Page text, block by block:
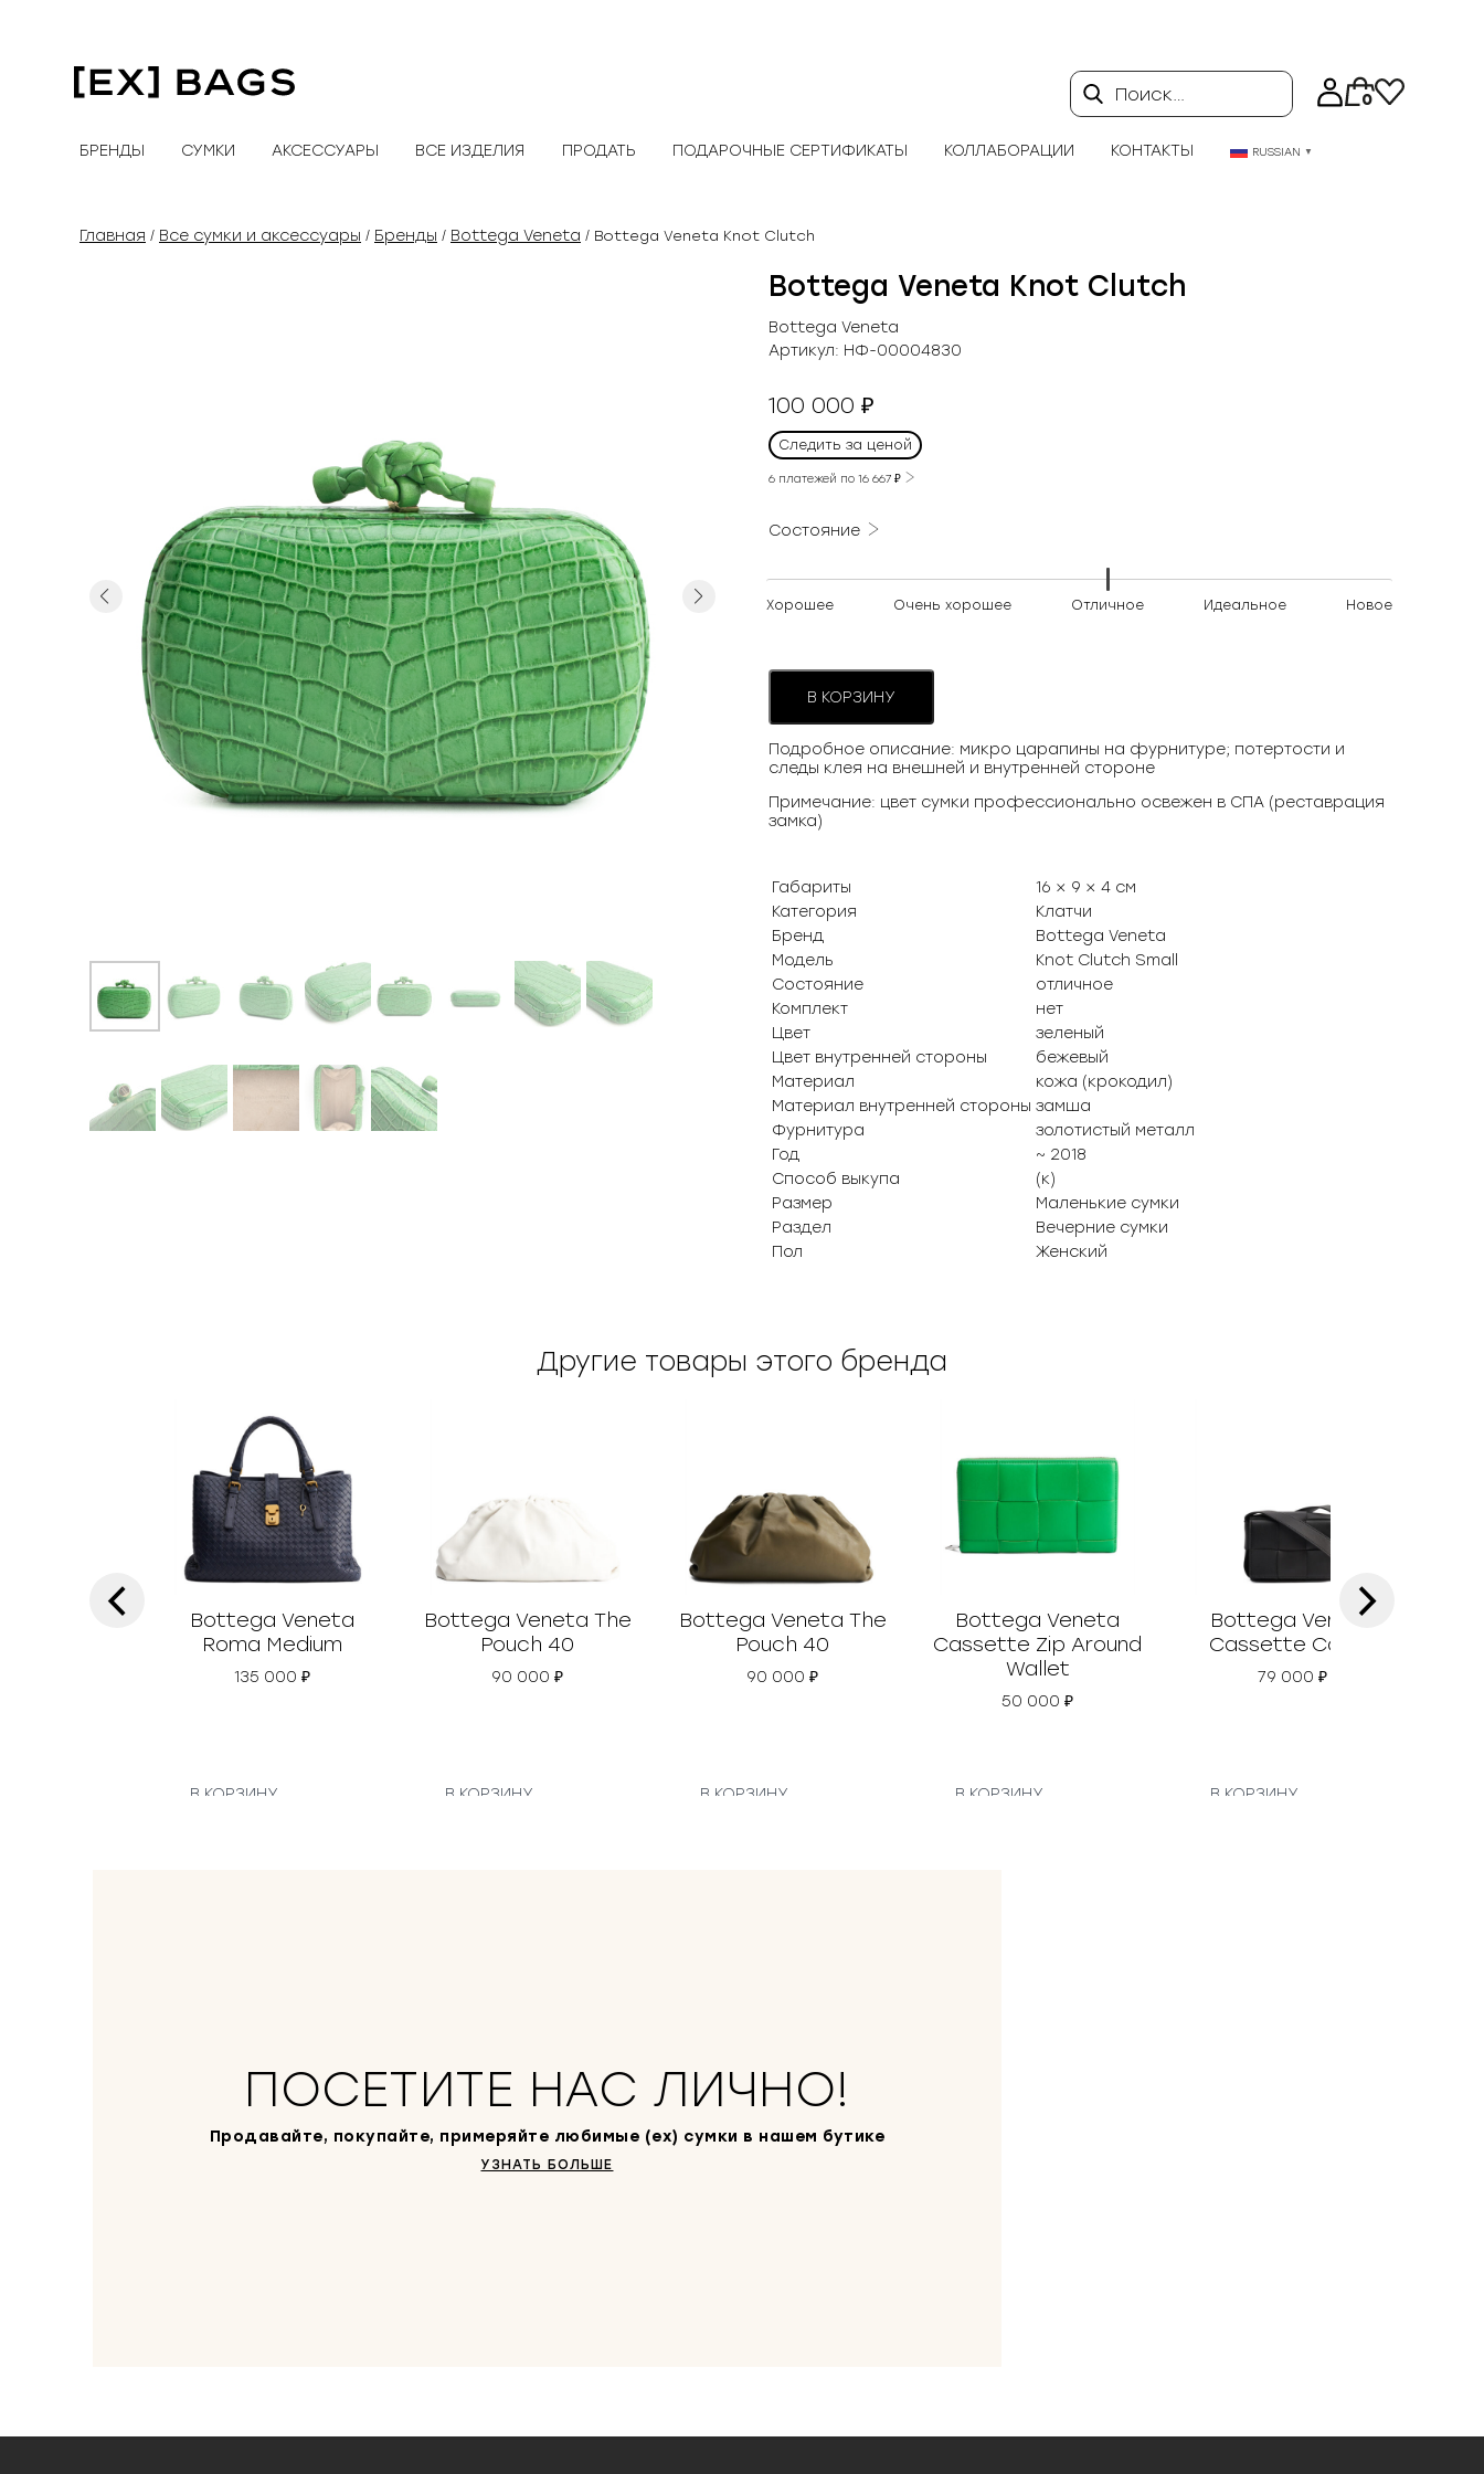
содержимому
Поиск… 0
БРЕНДЫ СУМКИ АКСЕССУАРЫ ВСЕ ИЗДЕЛИЯ ПРОДАТЬ ПОДАРОЧНЫЕ СЕРТИФИКАТЫ КОЛЛАБОРАЦИИ КОНТАКТЫ RUSSIAN ▼
Главная / Все сумки и аксессуары / Бренды / Bottega Veneta / Bottega Veneta Knot Clutch
Previous Next
Bottega Veneta Knot Clutch
Bottega Veneta
Артикул: НФ-00004830
100 000 ₽
Следить за ценой
6 платежей по 16 667 ₽
Состояние
Хорошее Очень хорошее Отличное Идеальное Новое
В КОРЗИНУ
Подробное описание: микро царапины на фурнитуре; потертости и
следы клея на внешней и внутренней стороне
Примечание: цвет сумки профессионально освежен в СПА (реставрация
замка)
Габариты
16 × 9 × 4 см
Категория
Клатчи
Бренд
Bottega Veneta
Модель
Knot Clutch Small
Состояние
отличное
Комплект
нет
Цвет
зеленый
Цвет внутренней стороны
бежевый
Материал
кожа (крокодил)
Материал внутренней стороны замша
Фурнитура
золотистый металл
Год
~ 2018
Способ выкупа
(к)
Размер
Маленькие сумки
Раздел
Вечерние сумки
Пол
Женский
Другие товары этого бренда
Bottega Veneta
Roma Medium
135 000₽
В КОРЗИНУ
Bottega Veneta The
Pouch 40
90 000₽
В КОРЗИНУ
Bottega Veneta The
Pouch 40
90 000₽
В КОРЗИНУ
Bottega Veneta
Cassette Zip Around
Wallet
50 000₽
В КОРЗИНУ
Bottega Veneta
Cassette Candy
79 000₽
В КОРЗИНУ
‹ ›
ПОСЕТИТЕ НАС ЛИЧНО!
Продавайте, покупайте, примеряйте любимые (ex) сумки в нашем бутике
УЗНАТЬ БОЛЬШЕ